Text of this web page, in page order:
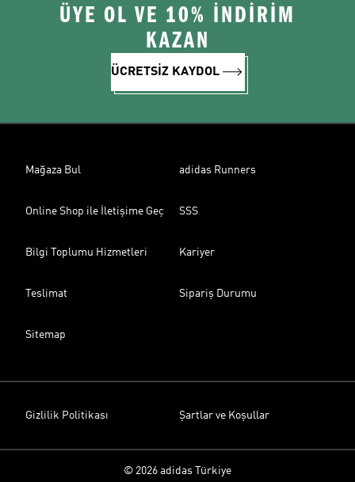
ÜYE OL VE 10% İNDİRİM
KAZAN
ÜCRETSİZ KAYDOL
Mağaza Bul adidas Runners
Online Shop ile İletişime Geç SSS
Bilgi Toplumu Hizmetleri Kariyer
Teslimat Sipariş Durumu
Sitemap
Gizlilik Politikası Şartlar ve Koşullar
© 2026 adidas Türkiye